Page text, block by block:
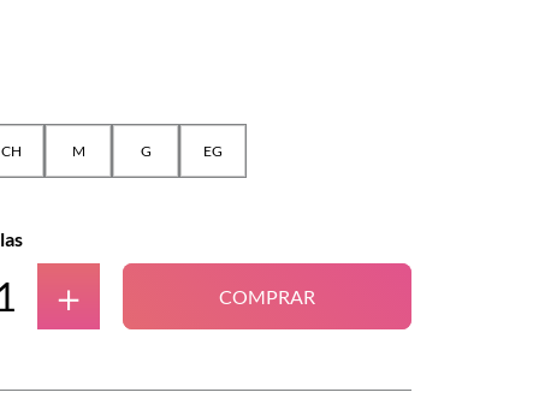
CH M G EG
＋ COMPRAR